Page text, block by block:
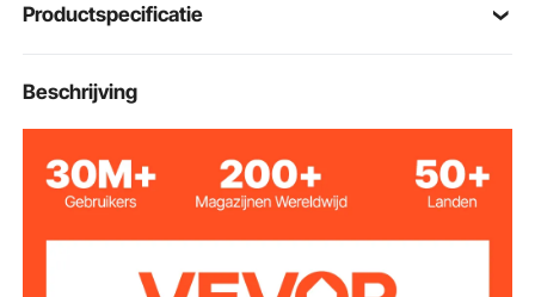
Productspecificatie
Model
201 roestvrij staal van
voedingskwaliteit
Beschrijving